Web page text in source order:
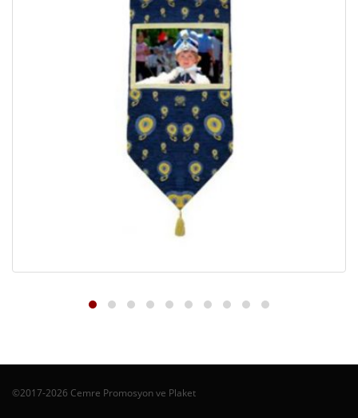
©2017-2026 Cemre Promosyon ve Plaket